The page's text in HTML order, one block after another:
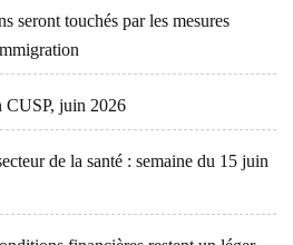
seront touchés par les mesures
CUSP, juin 2026
de la santé : semaine du 15 juin